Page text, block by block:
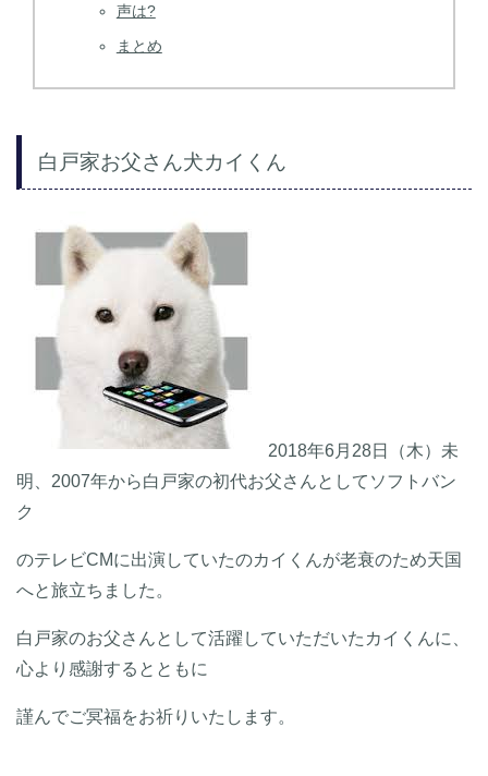
声は?
まとめ
白戸家お父さん犬カイくん
2018年6月28日（木）未
明、2007年から白戸家の初代お父さんとしてソフトバン
ク
のテレビCMに出演していたのカイくんが老衰のため天国
へと旅立ちました。
白戸家のお父さんとして活躍していただいたカイくんに、
心より感謝するとともに
謹んでご冥福をお祈りいたします。